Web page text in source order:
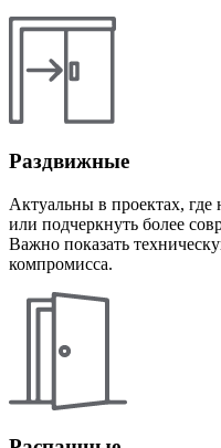
Раздвижные
Актуальны в проектах,
или подчеркнуть более
Важно показать
компромисса.